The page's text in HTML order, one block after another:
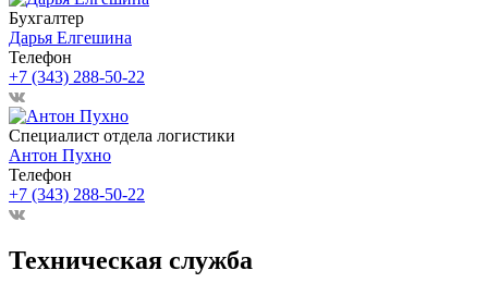
Бухгалтер
Дарья Елгешина
Телефон
+7 (343) 288-50-22
Специалист отдела логистики
Антон Пухно
Телефон
+7 (343) 288-50-22
Техническая служба